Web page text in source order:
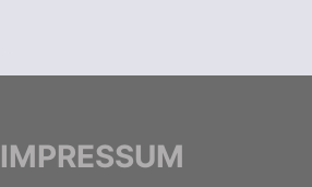
IMPRESSUM